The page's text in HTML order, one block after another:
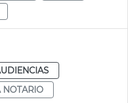
NOTARIO